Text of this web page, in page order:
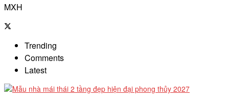
MXH
Trending
Comments
Latest